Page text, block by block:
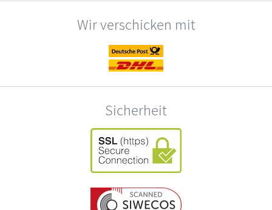
Wir verschicken mit
Sicherheit